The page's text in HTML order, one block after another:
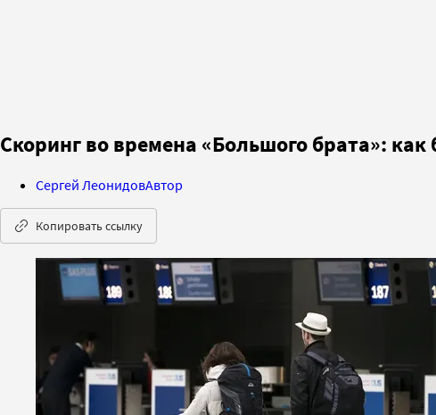
Скоринг во времена «Большого брата»:
Сергей ЛеонидовАвтор
Копировать ссылку